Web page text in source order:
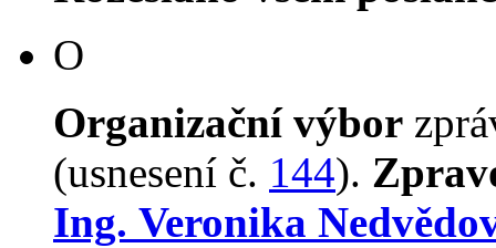
O
Organizační výbor
(usnesení č. 144).
Ing. Veronika